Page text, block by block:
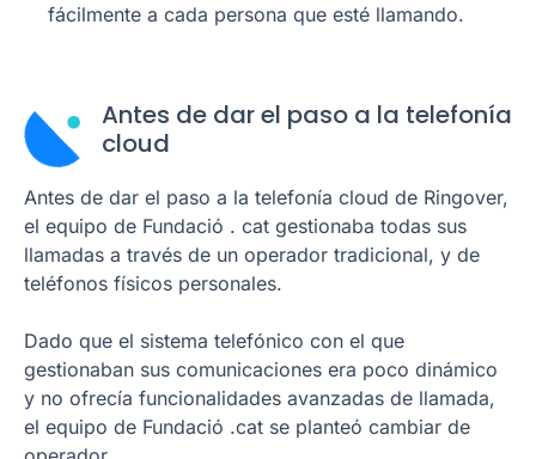
fácilmente a cada persona que esté llamando.
Antes de dar el paso a la telefonía
cloud
Antes de dar el paso a la telefonía cloud de Ringover,
el equipo de Fundació . cat gestionaba todas sus
llamadas a través de un operador tradicional, y de
teléfonos físicos personales.
Dado que el sistema telefónico con el que
gestionaban sus comunicaciones era poco dinámico
y no ofrecía funcionalidades avanzadas de llamada,
el equipo de Fundació .cat se planteó cambiar de